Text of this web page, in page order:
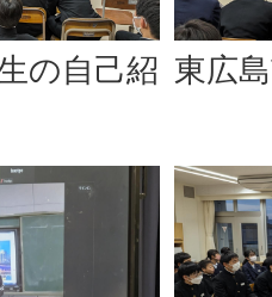
の自己紹 東広